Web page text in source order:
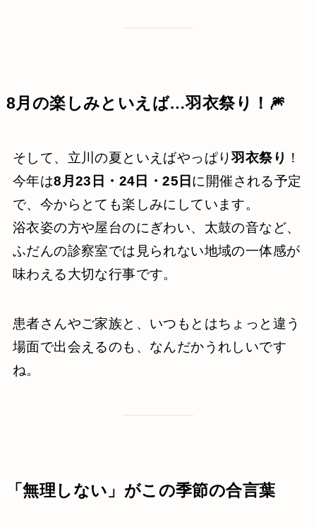
8月の楽しみといえば…羽衣祭り！🎆
そして、立川の夏といえばやっぱり羽衣祭り ！
今年は8月23日・24日・25日 に開催される予定
で、今からとても楽しみにしています。
浴衣姿の方や屋台のにぎわい、太鼓の音など、
ふだんの診察室では見られない地域の一体感が
味わえる大切な行事です。
患者さんやご家族と、いつもとはちょっと違う
場面で出会えるのも、なんだかうれしいです
ね。
「無理しない」がこの季節の合言葉